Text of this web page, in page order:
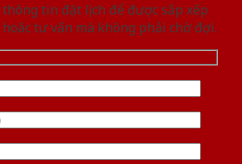
tin đặt lịch để được sắp xếp
tư vấn mà không phải chờ đợi.